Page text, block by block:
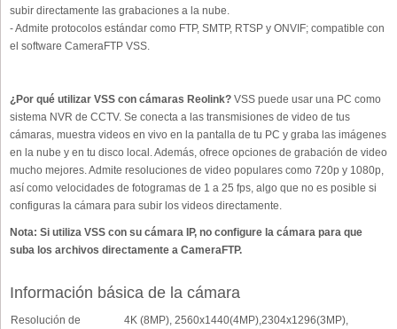
subir directamente las grabaciones a la nube.
- Admite protocolos estándar como FTP, SMTP, RTSP y ONVIF; compatible con
el software CameraFTP VSS.
¿Por qué utilizar VSS con cámaras Reolink? VSS puede usar una PC como
sistema NVR de CCTV. Se conecta a las transmisiones de video de tus
cámaras, muestra videos en vivo en la pantalla de tu PC y graba las imágenes
en la nube y en tu disco local. Además, ofrece opciones de grabación de video
mucho mejores. Admite resoluciones de video populares como 720p y 1080p,
así como velocidades de fotogramas de 1 a 25 fps, algo que no es posible si
configuras la cámara para subir los videos directamente.
Nota: Si utiliza VSS con su cámara IP, no configure la cámara para que
suba los archivos directamente a CameraFTP.
Información básica de la cámara
Resolución de
4K (8MP), 2560x1440(4MP),2304x1296(3MP),